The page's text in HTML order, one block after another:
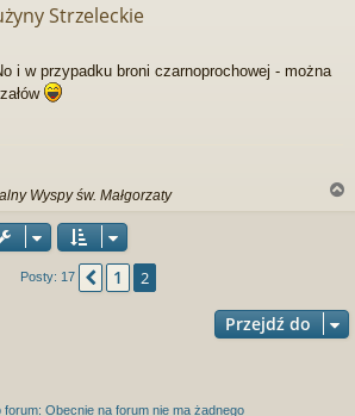
Strzeleckie
i w przypadku broni czarnoprochowej - można
Wyspy św. Małgorzaty
Posty: 17 Poprzednia
1 2
Przejdź do
Obecnie na forum nie ma żadnego